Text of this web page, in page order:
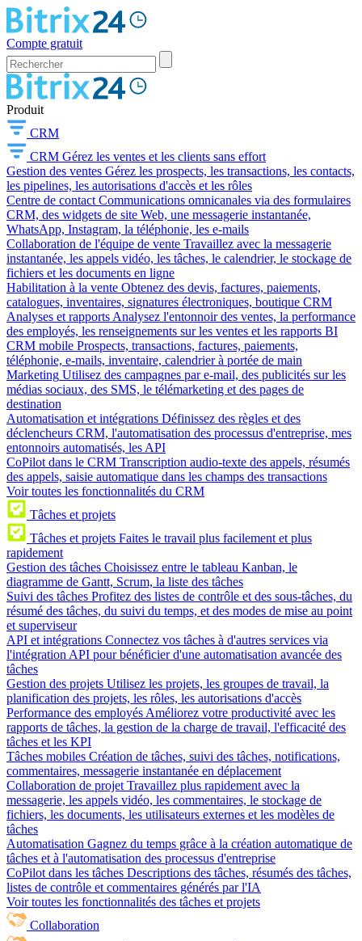
Compte gratuit
Produit
CRM
CRM Gérez les ventes et les clients sans effort
Gestion des ventes Gérez les prospects, les transactions, les contacts,
les pipelines, les autorisations d'accès et les rôles
Centre de contact Communications omnicanales via des formulaires
CRM, des widgets de site Web, une messagerie instantanée,
WhatsApp, Instagram, la téléphonie, les e-mails
Collaboration de l'équipe de vente Travaillez avec la messagerie
instantanée, les appels vidéo, les tâches, le calendrier, le stockage de
fichiers et les documents en ligne
Habilitation à la vente Obtenez des devis, factures, paiements,
catalogues, inventaires, signatures électroniques, boutique CRM
Analyses et rapports Analysez l'entonnoir des ventes, la performance
des employés, les renseignements sur les ventes et les rapports BI
CRM mobile Prospects, transactions, factures, paiements,
téléphonie, e-mails, inventaire, calendrier à portée de main
Marketing Utilisez des campagnes par e-mail, des publicités sur les
médias sociaux, des SMS, le télémarketing et des pages de
destination
Automatisation et intégrations Définissez des règles et des
déclencheurs CRM, l'automatisation des processus d'entreprise, mes
entonnoirs automatisés, les API
CoPilot dans le CRM Transcription audio-texte des appels, résumés
des appels, saisie automatique dans les champs des transactions
Voir toutes les fonctionnalités du CRM
Tâches et projets
Tâches et projets Faites le travail plus facilement et plus
rapidement
Gestion des tâches Choisissez entre le tableau Kanban, le
diagramme de Gantt, Scrum, la liste des tâches
Suivi des tâches Profitez des listes de contrôle et des sous-tâches, du
résumé des tâches, du suivi du temps, et des modes de mise au point
et superviseur
API et intégrations Connectez vos tâches à d'autres services via
l'intégration API pour bénéficier d'une automatisation avancée des
tâches
Gestion des projets Utilisez les projets, les groupes de travail, la
planification des projets, les rôles, les autorisations d'accès
Performance des employés Améliorez votre productivité avec les
rapports de tâches, la gestion de la charge de travail, l'efficacité des
tâches et les KPI
Tâches mobiles Création de tâches, suivi des tâches, notifications,
commentaires, messagerie instantanée en déplacement
Collaboration de projet Travaillez plus rapidement avec la
messagerie, les appels vidéo, les commentaires, le stockage de
fichiers, les documents, les utilisateurs externes et les modèles de
tâches
Automatisation Gagnez du temps grâce à la création automatique de
tâches et à l'automatisation des processus d'entreprise
CoPilot dans les tâches Descriptions des tâches, résumés des tâches,
listes de contrôle et commentaires générés par l'IA
Voir toutes les fonctionnalités des tâches et projets
Collaboration